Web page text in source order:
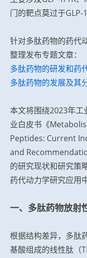
门的靶点莫过于GLP-
针对多肽药物的药代
整理发布专题文章：
多肽药物的研发和药
多肽药物的发展及其
本文将围绕2023年工
业白皮书《
Peptides: Current
and
的研究现状和研究策
药代动力学研究应用
一、多肽药物放射
根据结构差异，多肽
基酸组成的线性肽（